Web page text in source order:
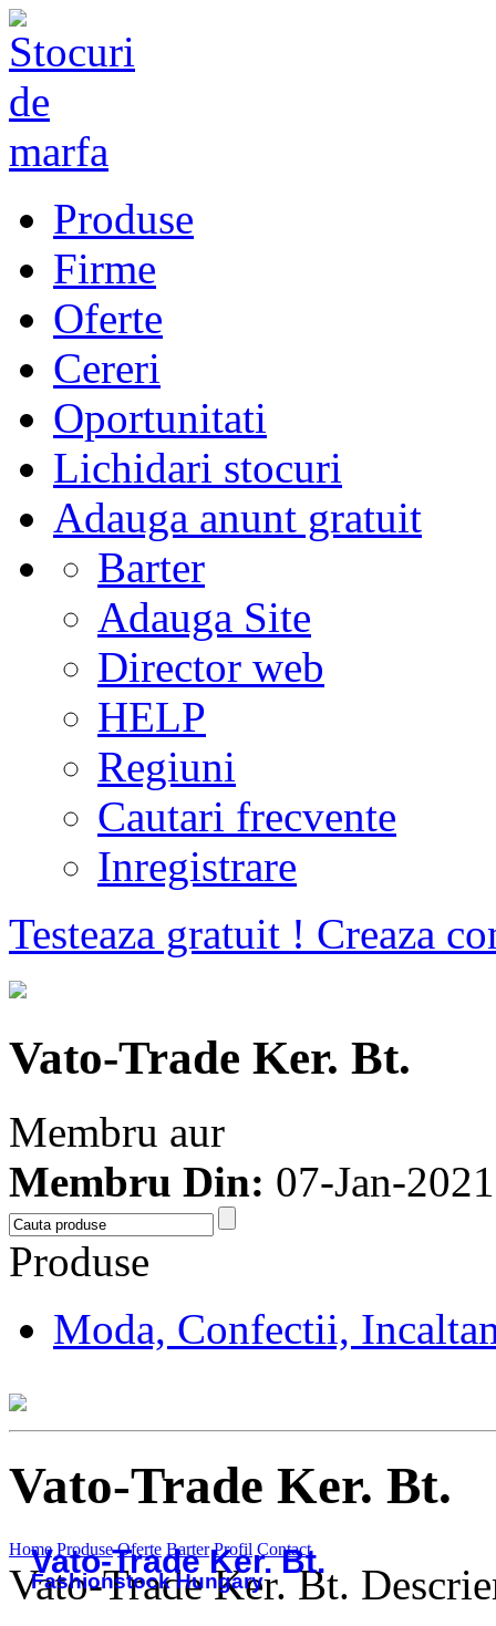
Produse
Firme
Oferte
Cereri
Oportunitati
Lichidari stocuri
Adauga anunt gratuit
Barter
Adauga Site
Director web
HELP
Regiuni
Cautari frecvente
Inregistrare
Testeaza gratuit ! Creaza
Vato-Trade Ker. Bt.
Membru aur
Membru Din: 07-Jan-2021
Produse
Moda, Confectii,
Vato-Trade Ker. Bt.
Fashionstock Hungary
Vato-Trade Ker. Bt.
Home Produse Oferte Barter Profil Contact
Vato-Trade Ker. Bt.